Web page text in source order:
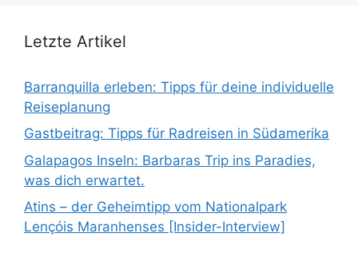
Letzte Artikel
Barranquilla erleben: Tipps für deine individuelle
Reiseplanung
Gastbeitrag: Tipps für Radreisen in Südamerika
Galapagos Inseln: Barbaras Trip ins Paradies,
was dich erwartet.
Atins – der Geheimtipp vom Nationalpark
Lençóis Maranhenses [Insider-Interview]